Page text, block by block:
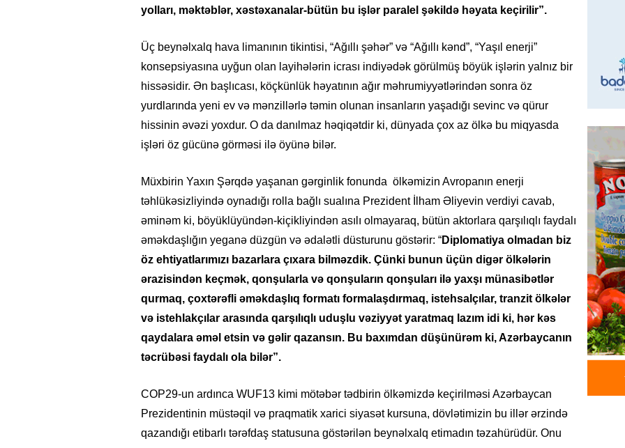
yolları, məktəblər, xəstəxanalar-bütün bu işlər paralel şəkildə həyata keçirilir”.
Üç beynəlxalq hava limanının tikintisi, “Ağıllı şəhər” və “Ağıllı kənd”, “Yaşıl enerji”
konsepsiyasına uyğun olan layihələrin icrası indiyədək görülmüş böyük işlərin yalnız bir
hissəsidir. Ən başlıcası, köçkünlük həyatının ağır məhrumiyyətlərindən sonra öz
yurdlarında yeni ev və mənzillərlə təmin olunan insanların yaşadığı sevinc və qürur
hissinin əvəzi yoxdur. O da danılmaz həqiqətdir ki, dünyada çox az ölkə bu miqyasda
işləri öz gücünə görməsi ilə öyünə bilər.
Müxbirin Yaxın Şərqdə yaşanan gərginlik fonunda ölkəmizin Avropanın enerji
təhlükəsizliyində oynadığı rolla bağlı sualına Prezident İlham Əliyevin verdiyi cavab,
əminəm ki, böyüklüyündən-kiçikliyindən asılı olmayaraq, bütün aktorlara qarşılıqlı faydalı
əməkdaşlığın yeganə düzgün və ədalətli düsturunu göstərir: “Diplomatiya olmadan biz
öz ehtiyatlarımızı bazarlara çıxara bilməzdik. Çünki bunun üçün digər ölkələrin
ərazisindən keçmək, qonşularla və qonşuların qonşuları ilə yaxşı münasibətlər
qurmaq, çoxtərəfli əməkdaşlıq formatı formalaşdırmaq, istehsalçılar, tranzit ölkələr
və istehlakçılar arasında qarşılıqlı uduşlu vəziyyət yaratmaq lazım idi ki, hər kəs
qaydalara əməl etsin və gəlir qazansın. Bu baxımdan düşünürəm ki, Azərbaycanın
təcrübəsi faydalı ola bilər”.
COP29-un ardınca WUF13 kimi mötəbər tədbirin ölkəmizdə keçirilməsi Azərbaycan
Prezidentinin müstəqil və praqmatik xarici siyasət kursuna, dövlətimizin bu illər ərzində
qazandığı etibarlı tərəfdaş statusuna göstərilən beynəlxalq etimadın təzahürüdür. Onu
100
toplayır?
GÜNDƏM
GÜNDƏM
etdiyi
DOSYE
David